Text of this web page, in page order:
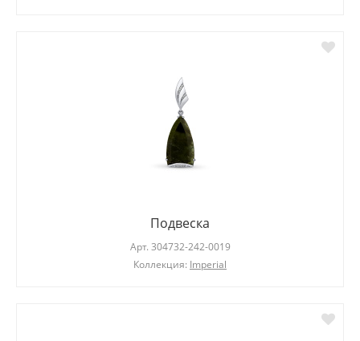
Подвеска
Арт. 304732-242-0019
Коллекция: Imperial